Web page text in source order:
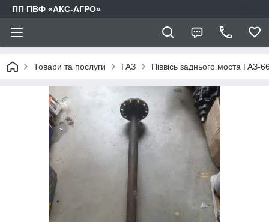
ПП ПВФ «АКС-АГРО»
Товари та послуги ГАЗ Піввісь заднього моста ГАЗ-